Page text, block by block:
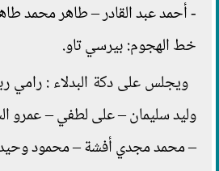
- أحمد عبد القادر – طاهر محمد
خط الهجوم: بيرسي تاو.
ويجلس على دكة البدلاء :
وليد سليمان – على لطفي – عمرو
– محمد مجدي أفشة – محمود